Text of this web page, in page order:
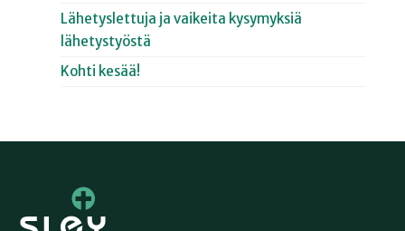
Lähetyslettuja ja vaikeita kysymyksiä
lähetystyöstä
Kohti kesää!